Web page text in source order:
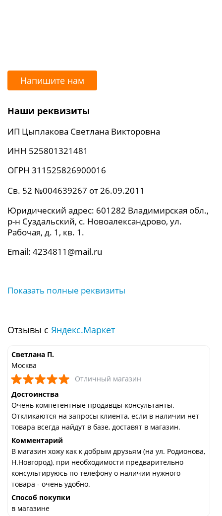
Напишите нам
Наши реквизиты
ИП Цыплакова Светлана Викторовна
ИНН 525801321481
ОГРН 311525826900016
Св. 52 №004639267 от 26.09.2011
Юридический адрес: 601282 Владимирская обл.,
р-н Суздальский, с. Новоалександрово, ул.
Рабочая, д. 1, кв. 1.
Email: 4234811@mail.ru
Показать полные реквизиты
Отзывы с Яндекс.Маркет
Светлана П.
Москва
Отличный магазин
Достоинства
Очень компетентные продавцы-консультанты.
Откликаются на запросы клиента, если в наличии нет
товара всегда найдут в базе, доставят в магазин.
Комментарий
В магазин хожу как к добрым друзьям (на ул. Родионова,
Н.Новгород), при необходимости предварительно
консультируюсь по телефону о наличии нужного
товара - очень удобно.
Способ покупки
в магазине